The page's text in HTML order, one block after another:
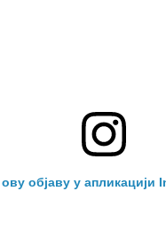
ову објаву у апликацији